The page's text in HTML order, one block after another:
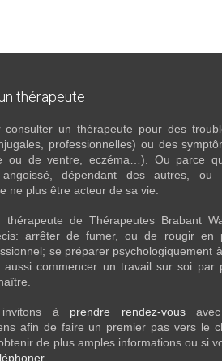
un thérapeute
un thérapeute pour des
professionnelles) ou des
ou de ventre, eczéma…). Ou parce
angoissé, dépendant des autres,
ne plus être acteur de sa vie.
thérapeute de Thérapeutes Brabant
arrêter de fumer, ou de rougir en
se préparer psychologiquement
aussi commencer un travail sur soi par
à prendre rendez-vous
afin de faire un premier pas vers le
de plus amples informations ou si
.